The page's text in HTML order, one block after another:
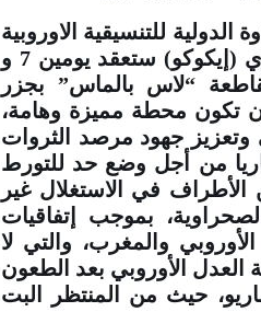
أن الطبعة الـ45 للندوة الدولية للتنسيقية الاوروبية
للتضامن مع الشعب الصحراوي (إيكوكو) ستعقد يومين 7 و
“لاس بالماس” بجزر
تكون محطة مميزة وهامة،
جهود مرصد الثروات
من أجل وضع حد للتورط
الأطراف في الاستغلال غير
بموجب إتفاقيات
الأوروبي والمغرب، والتي لا
الأوروبي بعد الطعون
حيث من المنتظر البت